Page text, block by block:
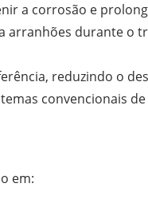
a corrosão e
arranhões durante o
reduzindo o
convencionais
em: